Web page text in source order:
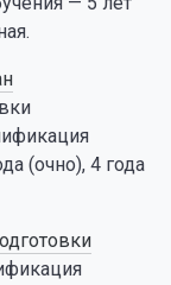
(очно), 4 года